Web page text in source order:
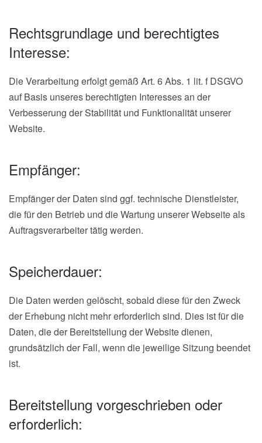
Rechtsgrundlage und berechtigtes
Interesse:
Die Verarbeitung erfolgt gemäß Art. 6 Abs. 1 lit. f DSGVO
auf Basis unseres berechtigten Interesses an der
Verbesserung der Stabilität und Funktionalität unserer
Website.
Empfänger:
Empfänger der Daten sind ggf. technische Dienstleister,
die für den Betrieb und die Wartung unserer Webseite als
Auftragsverarbeiter tätig werden.
Speicherdauer:
Die Daten werden gelöscht, sobald diese für den Zweck
der Erhebung nicht mehr erforderlich sind. Dies ist für die
Daten, die der Bereitstellung der Website dienen,
grundsätzlich der Fall, wenn die jeweilige Sitzung beendet
ist.
Bereitstellung vorgeschrieben oder
erforderlich: